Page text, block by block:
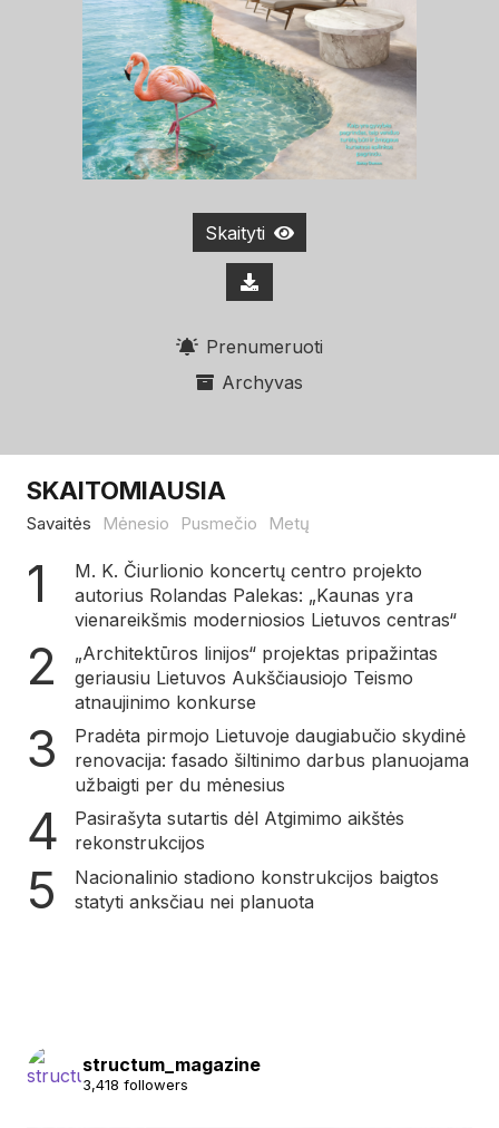
Skaityti
Prenumeruoti
Archyvas
SKAITOMIAUSIA
Savaitės Mėnesio Pusmečio Metų
M. K. Čiurlionio koncertų centro projekto
autorius Rolandas Palekas: „Kaunas yra
vienareikšmis moderniosios Lietuvos centras“
„Architektūros linijos“ projektas pripažintas
geriausiu Lietuvos Aukščiausiojo Teismo
atnaujinimo konkurse
Pradėta pirmojo Lietuvoje daugiabučio skydinė
renovacija: fasado šiltinimo darbus planuojama
užbaigti per du mėnesius
Pasirašyta sutartis dėl Atgimimo aikštės
rekonstrukcijos
Nacionalinio stadiono konstrukcijos baigtos
statyti anksčiau nei planuota
structum_magazine
3,418 followers